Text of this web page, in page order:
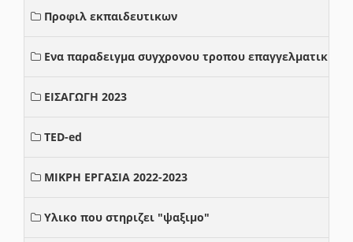
Προφιλ εκπαιδευτικων
Ενα παραδειγμα συγχρονου τροπου επαγγελματικης
ΕΙΣΑΓΩΓΗ 2023
TED-ed
ΜΙΚΡΗ ΕΡΓΑΣΙΑ 2022-2023
Υλικο που στηριζει "ψαξιμο"